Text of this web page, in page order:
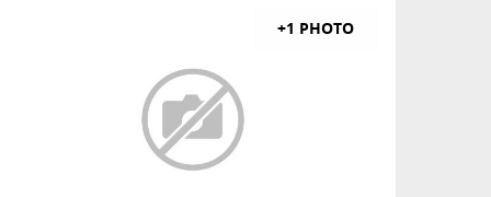
+1 PHOTO